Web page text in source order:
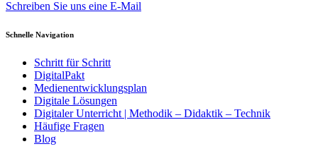
Schreiben Sie uns eine E-Mail
Schnelle Navigation
Schritt für Schritt
DigitalPakt
Medienentwicklungsplan
Digitale Lösungen
Digitaler Unterricht | Methodik – Didaktik – Technik
Häufige Fragen
Blog